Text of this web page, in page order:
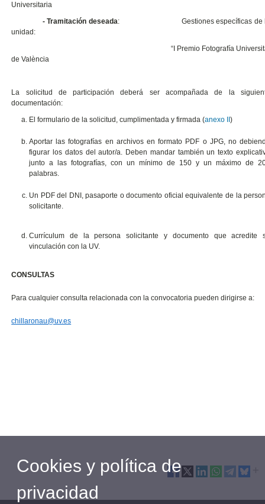
Universitaria
- Tramitación deseada: Gestiones específicas de
unidad:
“I Premio Fotografía
de València
La solicitud de participación deberá ser acompañada de la
documentación:
El formulario de la solicitud, cumplimentada y firmada (anexo II)
Aportar las fotografías en archivos en formato PDF o JPG, no
figurar los datos del autor/a. Deben mandar también un texto
junto a las fotografías, con un mínimo de 150 y un máximo de
palabras.
Un PDF del DNI, pasaporte o documento oficial equivalente de la
solicitante.
Currículum de la persona solicitante y documento que acredite
vinculación con la UV.
CONSULTAS
Para cualquier consulta relacionada con la convocatoria pueden dirigirse a:
chillaronau@uv.es
Cookies y política de
privacidad